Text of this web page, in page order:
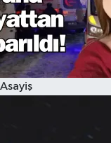
Asayiş